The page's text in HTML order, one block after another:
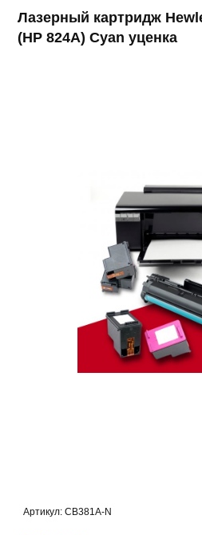
Лазерный картридж
(HP 824A) Cyan уценка
Артикул:CB381A-N